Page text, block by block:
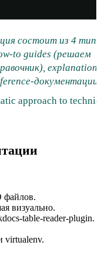
состоит из 4
to guides (решаем
explanation
документации.
approach to
файлов.
визуально.
table-reader-plugin.
virtualenv.